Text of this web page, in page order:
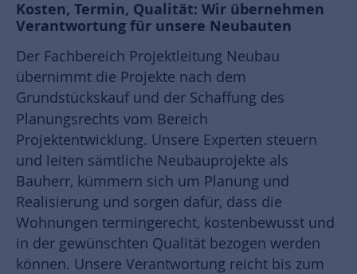
Kosten, Termin, Qualität: Wir übernehmen
Verantwortung für unsere Neubauten
Der Fachbereich Projektleitung Neubau
übernimmt die Projekte nach dem
Grundstückskauf und der Schaffung des
Planungsrechts vom Bereich
Projektentwicklung. Unsere Experten steuern
und leiten sämtliche Neubauprojekte als
Bauherr, kümmern sich um Planung und
Realisierung und sorgen dafür, dass die
Wohnungen termingerecht, kostenbewusst und
in der gewünschten Qualität bezogen werden
können. Unsere Verantwortung reicht bis zum